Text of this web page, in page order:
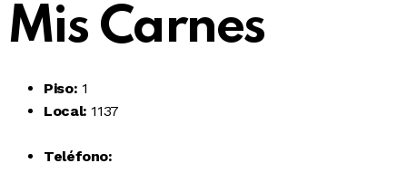
Mis Carnes
Piso: 1
Local: 1137
Teléfono: